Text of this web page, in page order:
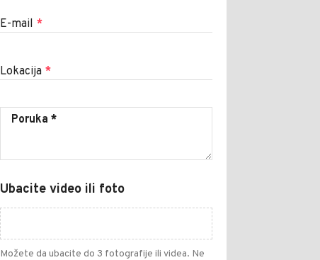
E-mail *
Lokacija *
Ubacite video ili foto
Možete da ubacite do 3 fotografije ili videa. Ne